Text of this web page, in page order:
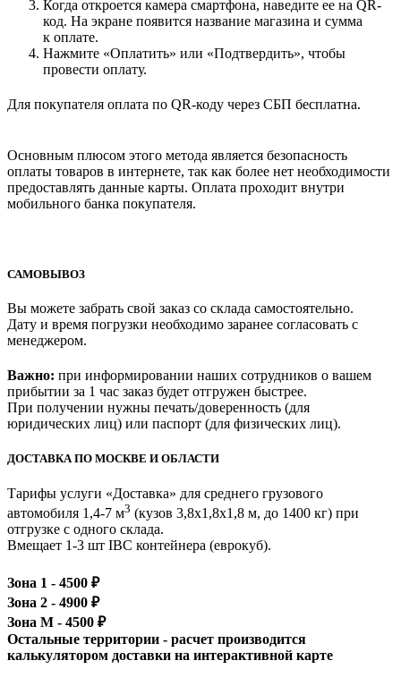
Когда откроется камера смартфона, наведите ее на QR-
код. На экране появится название магазина и сумма
к оплате.
Нажмите «Оплатить» или «Подтвердить», чтобы
провести оплату.
Для покупателя оплата по QR-коду через СБП бесплатна.
Основным плюсом этого метода является безопасность
оплаты товаров в интернете, так как более нет необходимости
предоставлять данные карты. Оплата проходит внутри
мобильного банка покупателя.
САМОВЫВОЗ
Вы можете забрать свой заказ со склада самостоятельно.
Дату и время погрузки необходимо заранее согласовать с
менеджером.
Важно: при информировании наших сотрудников о вашем
прибытии за 1 час заказ будет отгружен быстрее.
При получении нужны печать/доверенность (для
юридических лиц) или паспорт (для физических лиц).
ДОСТАВКА ПО МОСКВЕ И ОБЛАСТИ
Тарифы услуги «Доставка» для среднего грузового
автомобиля 1,4-7 м3 (кузов 3,8x1,8x1,8 м, до 1400 кг) при
отгрузке с одного склада.
Вмещает 1-3 шт IBC контейнера (еврокуб).
Зона 1 - 4500 ₽
Зона 2 - 4900 ₽
Зона М - 4500 ₽
Остальные территории - расчет производится
калькулятором доставки на интерактивной карте